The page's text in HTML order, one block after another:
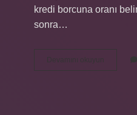
kredi borcuna oranı
sonra…
Devamını okuyun
Payı